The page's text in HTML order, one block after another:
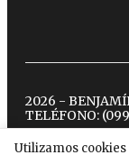
Utilizamos
2026 -
TELÉFONO: